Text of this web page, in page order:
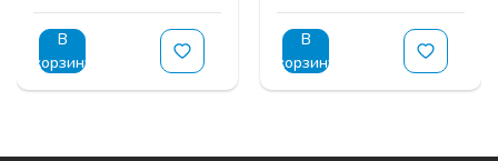
В
корзину
В
корзину